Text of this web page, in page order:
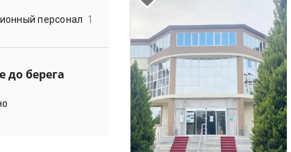
персонал 1
до берега